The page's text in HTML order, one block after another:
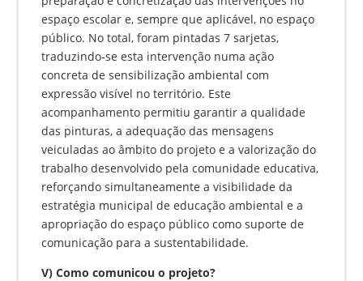
espaço escolar e, sempre que aplicável, no espaço
público. No total, foram pintadas 7 sarjetas,
traduzindo-se esta intervenção numa ação
concreta de sensibilização ambiental com
expressão visível no território. Este
acompanhamento permitiu garantir a qualidade
das pinturas, a adequação das mensagens
veiculadas ao âmbito do projeto e a valorização do
trabalho desenvolvido pela comunidade educativa,
reforçando simultaneamente a visibilidade da
estratégia municipal de educação ambiental e a
apropriação do espaço público como suporte de
comunicação para a sustentabilidade.
V) Como comunicou o projeto?